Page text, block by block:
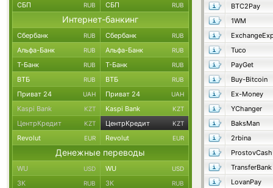
BTC2Pay
1WM
Tuco
PayGet
Buy-Bitcoin
Ex-Money
YChanger
BaksMan
2rbina
ProstovCash
TransferBank
LovanPay
СБП RUB СБП RUB
Интернет-банкинг
Сбербанк RUB Сбербанк RUB
Альфа-Банк RUB Альфа-Банк RUB
Т-Банк RUB Т-Банк RUB
ВТБ RUB ВТБ RUB
Приват 24 UAH Приват 24 UAH
Kaspi Bank KZT Kaspi Bank KZT
ЦентрКредит KZT ЦентрКредит KZT
Revolut EUR Revolut EUR
Денежные переводы
WU USD WU USD
ЗК RUB ЗК RUB